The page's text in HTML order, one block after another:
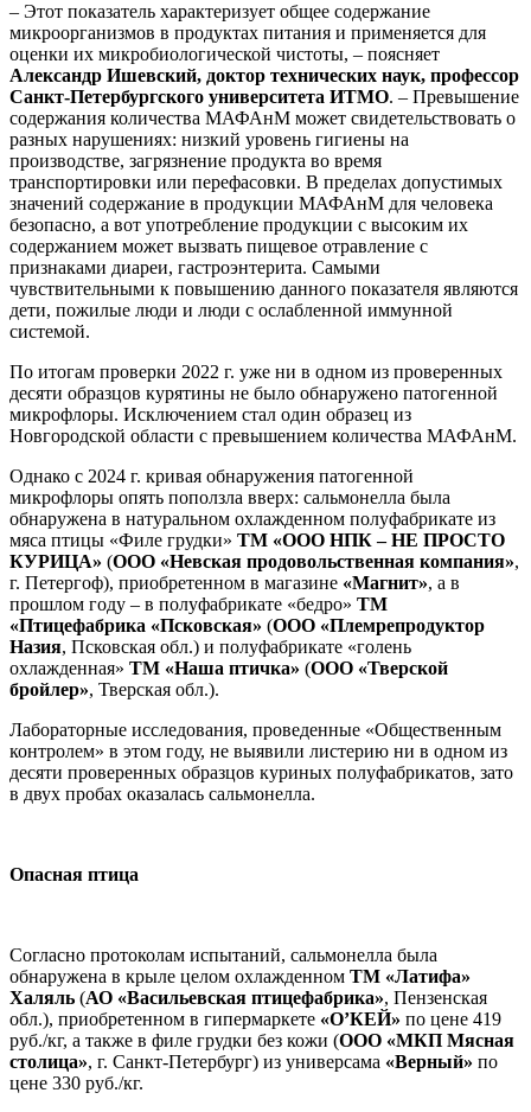
– Этот показатель характеризует общее содержание
микроорганизмов в продуктах питания и применяется для
оценки их микробиологической чистоты, – поясняет
Александр Ишевский, доктор технических наук, профессор
Санкт-Петербургского университета ИТМО. – Превышение
содержания количества МАФАнМ может свидетельствовать о
разных нарушениях: низкий уровень гигиены на
производстве, загрязнение продукта во время
транспортировки или перефасовки. В пределах допустимых
значений содержание в продукции МАФАнМ для человека
безопасно, а вот употребление продукции с высоким их
содержанием может вызвать пищевое отравление с
признаками диареи, гастроэнтерита. Самыми
чувствительными к повышению данного показателя являются
дети, пожилые люди и люди с ослабленной иммунной
системой.
По итогам проверки 2022 г. уже ни в одном из проверенных
десяти образцов курятины не было обнаружено патогенной
микрофлоры. Исключением стал один образец из
Новгородской области с превышением количества МАФАнМ.
Однако с 2024 г. кривая обнаружения патогенной
микрофлоры опять поползла вверх: сальмонелла была
обнаружена в натуральном охлажденном полуфабрикате из
мяса птицы «Филе грудки» ТМ «ООО НПК – НЕ ПРОСТО
КУРИЦА» (ООО «Невская продовольственная компания»,
г. Петергоф), приобретенном в магазине «Магнит», а в
прошлом году – в полуфабрикате «бедро» ТМ
«Птицефабрика «Псковская» (ООО «Племрепродуктор
Назия, Псковская обл.) и полуфабрикате «голень
охлажденная» ТМ «Наша птичка» (ООО «Тверской
бройлер», Тверская обл.).
Лабораторные исследования, проведенные «Общественным
контролем» в этом году, не выявили листерию ни в одном из
десяти проверенных образцов куриных полуфабрикатов, зато
в двух пробах оказалась сальмонелла.
Опасная птица
Согласно протоколам испытаний, сальмонелла была
обнаружена в крыле целом охлажденном ТМ «Латифа»
Халяль (АО «Васильевская птицефабрика», Пензенская
обл.), приобретенном в гипермаркете «О’КЕЙ» по цене 419
руб./кг, а также в филе грудки без кожи (ООО «МКП Мясная
столица», г. Санкт-Петербург) из универсама «Верный» по
цене 330 руб./кг.